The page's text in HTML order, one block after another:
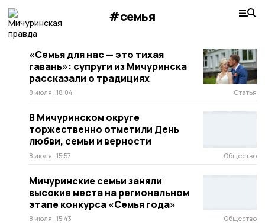
#семья
«Семья для нас — это тихая
гавань»: супруги из Мичуринска
рассказали о традициях
8 июля , 18:04 Статья
В Мичуринском округе
торжественно отметили День
любви, семьи и верности
8 июля , 15:57 Общество
Мичуринские семьи заняли
высокие места на региональном
этапе конкурса «Семья года»
8 июля , 15:43 Общество